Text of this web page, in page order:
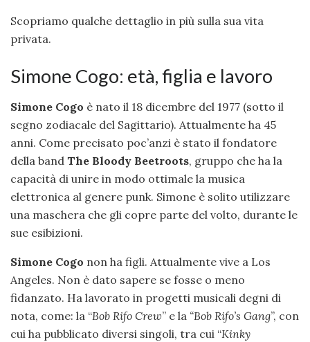
Scopriamo qualche dettaglio in più sulla sua vita
privata.
Simone Cogo: età, figlia e lavoro
Simone Cogo è nato il 18 dicembre del 1977 (sotto il
segno zodiacale del Sagittario). Attualmente ha 45
anni. Come precisato poc’anzi è stato il fondatore
della band The Bloody Beetroots, gruppo che ha la
capacità di unire in modo ottimale la musica
elettronica al genere punk. Simone è solito utilizzare
una maschera che gli copre parte del volto, durante le
sue esibizioni.
Simone Cogo non ha figli. Attualmente vive a Los
Angeles. Non è dato sapere se fosse o meno
fidanzato. Ha lavorato in progetti musicali degni di
nota, come: la “Bob Rifo Crew” e la “Bob Rifo’s Gang”, con
cui ha pubblicato diversi singoli, tra cui “Kinky